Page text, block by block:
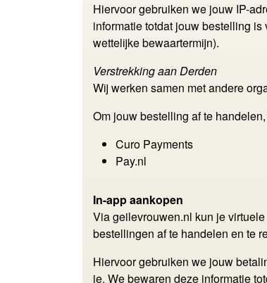
Hiervoor gebruiken we jouw IP-
informatie totdat jouw bestelling
wettelijke bewaartermijn).
Verstrekking aan Derden
Wij werken samen met andere
Om jouw bestelling af te
Curo Payments
Pay.nl
In-app aankopen
Via geilevrouwen.nl kun je
bestellingen af te handelen en te
Hiervoor gebruiken we jouw
je. We bewaren deze informatie